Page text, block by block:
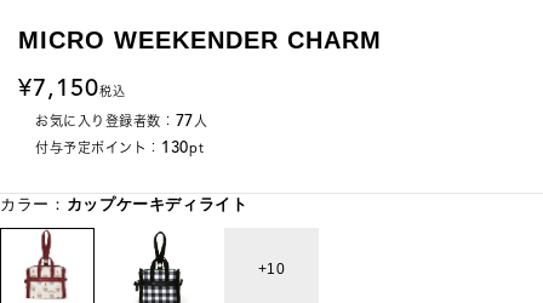
MICRO WEEKENDER CHARM
7,150税込
お気に入り登録者数： 77人
付与予定ポイント： 130pt
カラー： カップケーキディライト
10